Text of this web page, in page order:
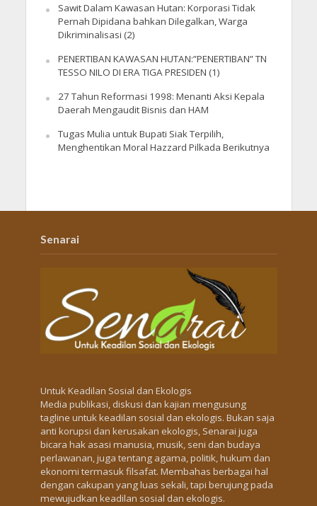
Sawit Dalam Kawasan Hutan: Korporasi Tidak
Pernah Dipidana bahkan Dilegalkan, Warga
Dikriminalisasi (2)
PENERTIBAN KAWASAN HUTAN:”PENERTIBAN” TN
TESSO NILO DI ERA TIGA PRESIDEN (1)
27 Tahun Reformasi 1998: Menanti Aksi Kepala
Daerah Mengaudit Bisnis dan HAM
Tugas Mulia untuk Bupati Siak Terpilih,
Menghentikan Moral Hazzard Pilkada Berikutnya
Senarai
Untuk Keadilan Sosial dan Ekologis
Media publikasi, diskusi dan kajian mengusung
tagline untuk keadilan sosial dan ekologis. Bukan saja
anti korupsi dan kerusakan ekologis, Senarai juga
bicara hak asasi manusia, musik, seni dan budaya
perlawanan, juga tentang agama, politik, hukum dan
ekonomi termasuk filsafat. Membahas berbagai hal
dengan cakupan yang luas sekali, tapi berujung pada
mewujudkan keadilan sosial dan ekologis.